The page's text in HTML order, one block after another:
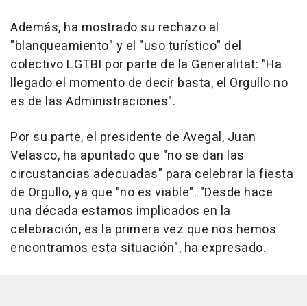
Además, ha mostrado su rechazo al
"blanqueamiento" y el "uso turístico" del
colectivo LGTBI por parte de la Generalitat: "Ha
llegado el momento de decir basta, el Orgullo no
es de las Administraciones".
Por su parte, el presidente de Avegal, Juan
Velasco, ha apuntado que "no se dan las
circustancias adecuadas" para celebrar la fiesta
de Orgullo, ya que "no es viable". "Desde hace
una década estamos implicados en la
celebración, es la primera vez que nos hemos
encontramos esta situación", ha expresado.